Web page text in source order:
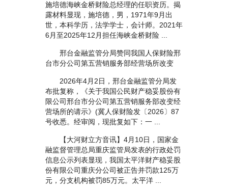
施培德海峡金桥财险总经理的任职资历。揭
露材料显现，施培德，男，1971年9月出
世，本科学历，法学学士，会计师。2021年
6月至2025年12月担任海峡金桥财险 ...
邢台金融监管分局赞同我国人保财险邢
台市分公司第五营销服务部经营场所改变
2026年4月2日，邢台金融监管分局发
布批复称，《关于我国公民财产稳妥股份有
限公司邢台市分公司第五营销服务部改变经
营场所的请示》(冀人保财险发〔2026〕87
号收悉。经审阅，现批复如下：一 ...
【大河财立方音讯】4月10日，国家金
融监督管理总局重庆监管局发表的行政处罚
信息公示列表显现，我国太平洋财产稳妥股
份有限公司重庆分公司被正告并罚款125万
元，分支机构被罚85万元。太平洋 ...